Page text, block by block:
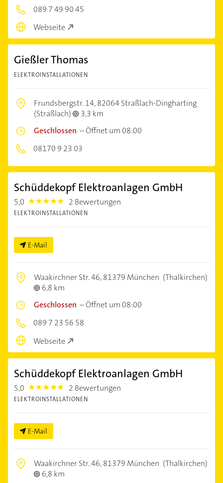
089 7 49 90 45
Webseite
Gießler Thomas
ELEKTROINSTALLATIONEN
Frundsbergstr. 14,82064 Straßlach-Dingharting
(Straßlach)
3,3 km
Geschlossen –Öffnet um 08:00
08170 9 23 03
Schüddekopf Elektroanlagen GmbH
5,0 5.0 2 Bewertungen
ELEKTROINSTALLATIONEN
E-Mail
Waakirchner Str. 46,81379 München (Thalkirchen)
6,8 km
Geschlossen –Öffnet um 08:00
089 7 23 56 58
Webseite
Schüddekopf Elektroanlagen GmbH
5,0 5.0 2 Bewertungen
ELEKTROINSTALLATIONEN
E-Mail
Waakirchner Str. 46,81379 München (Thalkirchen)
6,8 km